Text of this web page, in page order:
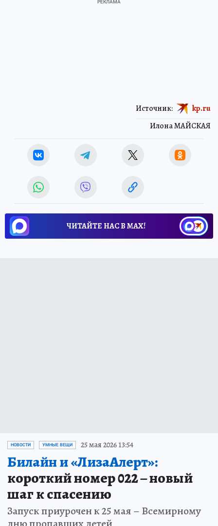
Илона МАЙСКАЯ
Источник: kp.ru
ЧИТАЙТЕ НАС В МАХ!
НОВОСТИ УМНЫЕ ВЕЩИ 25 мая 2026 13:54
Билайн и «ЛизаАлерт»:
короткий номер 022 – новый
шаг к спасению
Запуск приурочен к 25 мая – Всемирному